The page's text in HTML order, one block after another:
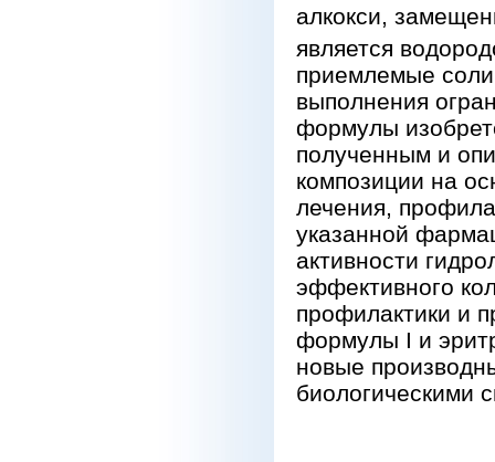
алкокси,
является
приемлемые
выполнения
формулы
полученным и
композиции на
лечения,
указанной
активности
эффективного
профилактики и
формулы I и
новые
биологическими